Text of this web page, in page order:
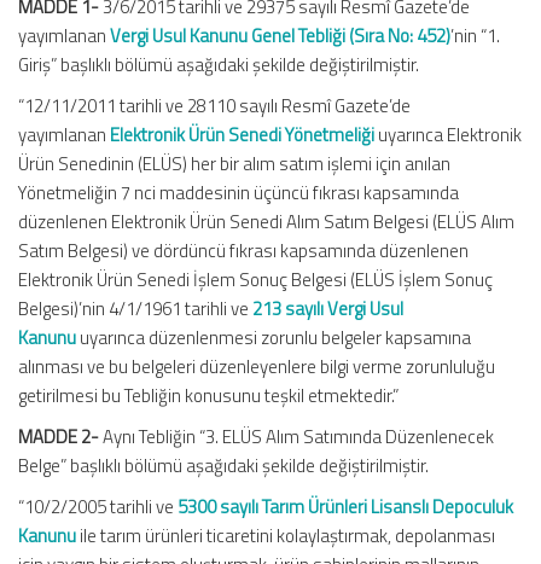
MADDE 1-3/6/2015 tarihli ve 29375 sayılı Resmî Gazete’de
yayımlananVergi Usul Kanunu Genel Tebliği (Sıra No: 452)’nin “1.
Giriş” başlıklı bölümü aşağıdaki şekilde değiştirilmiştir.
“12/11/2011 tarihli ve 28110 sayılı Resmî Gazete’de
yayımlanan Elektronik Ürün Senedi Yönetmeliğiuyarınca Elektronik
Ürün Senedinin (ELÜS) her bir alım satım işlemi için anılan
Yönetmeliğin 7 nci maddesinin üçüncü fıkrası kapsamında
düzenlenen Elektronik Ürün Senedi Alım Satım Belgesi (ELÜS Alım
Satım Belgesi) ve dördüncü fıkrası kapsamında düzenlenen
Elektronik Ürün Senedi İşlem Sonuç Belgesi (ELÜS İşlem Sonuç
Belgesi)’nin 4/1/1961 tarihli ve 213 sayılı Vergi Usul
Kanunuuyarınca düzenlenmesi zorunlu belgeler kapsamına
alınması ve bu belgeleri düzenleyenlere bilgi verme zorunluluğu
getirilmesi bu Tebliğin konusunu teşkil etmektedir.”
MADDE 2-Aynı Tebliğin “3. ELÜS Alım Satımında Düzenlenecek
Belge” başlıklı bölümü aşağıdaki şekilde değiştirilmiştir.
“10/2/2005 tarihli ve 5300 sayılı Tarım Ürünleri Lisanslı Depoculuk
Kanunuile tarım ürünleri ticaretini kolaylaştırmak, depolanması